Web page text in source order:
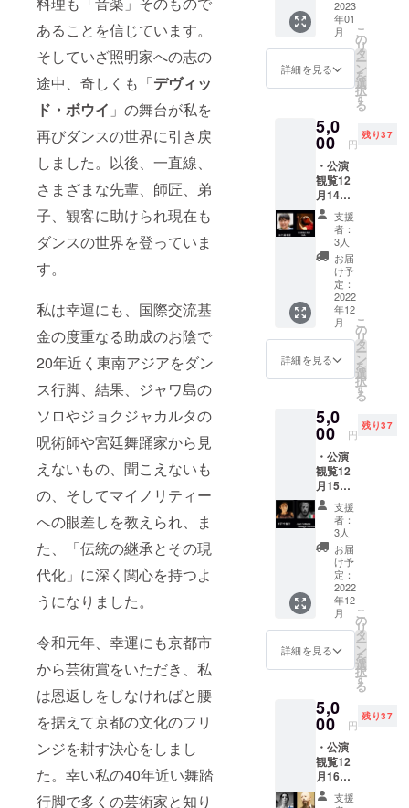
あることを信じています。
そしていざ照明家への志の
途中、奇しくも「デヴィッ
ド・ボウイ 」の舞台が私を
再びダンスの世界に引き戻
しました。以後、一直線、
さまざまな先輩、師匠、弟
子、観客に助けられ現在も
ダンスの世界を登っていま
す。
私は幸運にも、国際交流基
金の度重なる助成のお陰で
20年近く東南アジアをダン
ス行脚、結果、ジャワ島の
ソロやジョクジャカルタの
呪術師や宮廷舞踊家から見
えないもの、聞こえないも
の、そしてマイノリティー
への眼差しを教えられ、ま
た、「伝統の継承とその現
代化」に深く関心を持つよ
うになりました。
令和元年、幸運にも京都市
から芸術賞をいただき、私
は恩返しをしなければと腰
を据えて京都の文化のフリ
ンジを耕す決心をしまし
た。幸い私の40年近い舞踏
行脚で多くの芸術家と知り
都ーアジ
ア」を結ぶ
舞踊・演劇
の研究・共
同制作を
手掛ける。
2001年以後
はバルカン
半島、東欧
を中心に文
化とマイノ
リティーに
究、夏にボ
スニア、セ
ルビア・ギ
舞台制作を
る。現在、
京都国際舞
踏祭を過去
２回開催、
2022年第３
回を企画制
作中。令和2
年「京都市
賞」受賞。
ダンスはあ
らゆる垣根
を超えて未
来を希望あ
える力があ
ると信じて
祭特製T
シャツ
１枚郵
送（M,L
からサ
イズを
お選び
い ※住
所をお
忘れな
く）
2023
年01
月
詳細を見る
こ
の
リ
タ
ー
ン
を
選
択
す
る
5,0
00 円
残り37
・公演
観覧12
月14日
限定の
チケッ
ト、
メール
にて予
約受付
済みを
通知い
たしま
す（チ
ケット
は当日
受付で
ていま
す）・
舞踏祭
特製T
シャツ
１枚
（M,Lか
らサイ
ズをお
選びく
ださ
い ※当
日受付
でお渡
ししま
す） １
２月１
００開
演 参加
予定者
五十嵐
香里・
東北舞
踏三角
支援
者：
3人
お届
け予
定：
2022
年12
月
詳細を見る
こ
の
リ
タ
ー
ン
を
選
択
す
る
5,0
00 円
残り37
・公演
観覧12
月15日
限定の
チケッ
ト、
メール
にて予
約受付
済みを
通知い
たしま
す（チ
ケット
は当日
受付で
ていま
す）・
舞踏祭
特製T
シャツ
１枚
（M,Lか
支援
者：
3人
お届
け予
定：
2022
年12
月
詳細を見る
こ
の
リ
タ
ー
ン
を
選
択
す
る
5,0
00 円
残り37
・公演
観覧12
月16日
限定の
支援